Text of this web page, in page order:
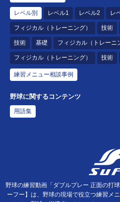
レベル別 レベル1 レベル2 レ
フィジカル（トレーニング） 技術
技術 基礎 フィジカル（トレーニ
フィジカル（トレーニング） 技術
練習メニュー相談事例
野球に関するコンテンツ
用語集
野球の練習動画「ダブルプレー 正面の打
ーフー】は、野球の現場で役立つ練習メ